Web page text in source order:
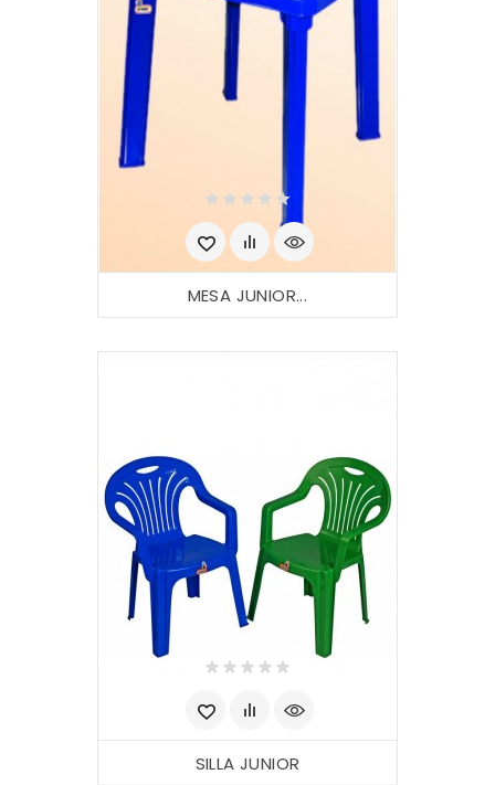
MESA JUNIOR...
SILLA JUNIOR